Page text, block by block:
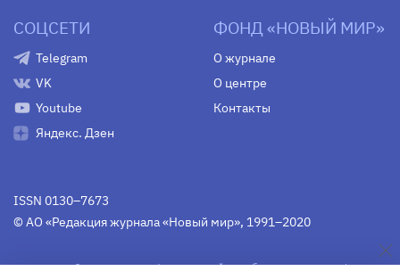
СОЦСЕТИ
Telegram
VK
Youtube
Яндекс. Дзен
ФОНД «НОВЫЙ МИР»
О журнале
О центре
Контакты
ISSN 0130–7673
© АО «Редакция журнала «Новый мир», 1991–2020
Свидетельство Федеральной службы по надзору в сфере